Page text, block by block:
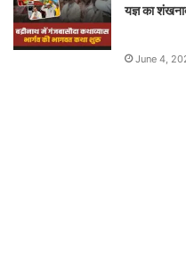
यज्ञ का
June 4,